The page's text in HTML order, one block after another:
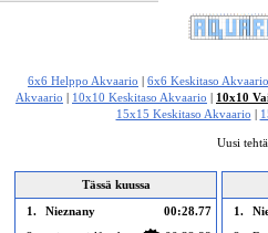
6x6 Helppo Akvaario 6x6 Keskitaso Akvaario
Akvaario
10x10 Keskitaso Akvaario 10x10
15x15 Keskitaso Akvaario
Uusi
Tässä kuussa
1.
Nieznany
00:28.77
1.